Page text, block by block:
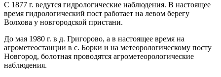
С 1877 г. ведутся гидрологические наблюдения. В настоящее
время гидрологический пост работает на левом берегу
Волхова у новгородской пристани.
До мая 1980 г. в д. Григорово, а в настоящее время на
агрометеостанции в с. Борки и на метеорологическому посту
Новгород, болотная проводятся агрометеорологические
наблюдения.